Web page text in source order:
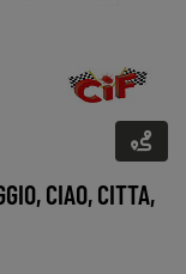
CIAO, CITTA,